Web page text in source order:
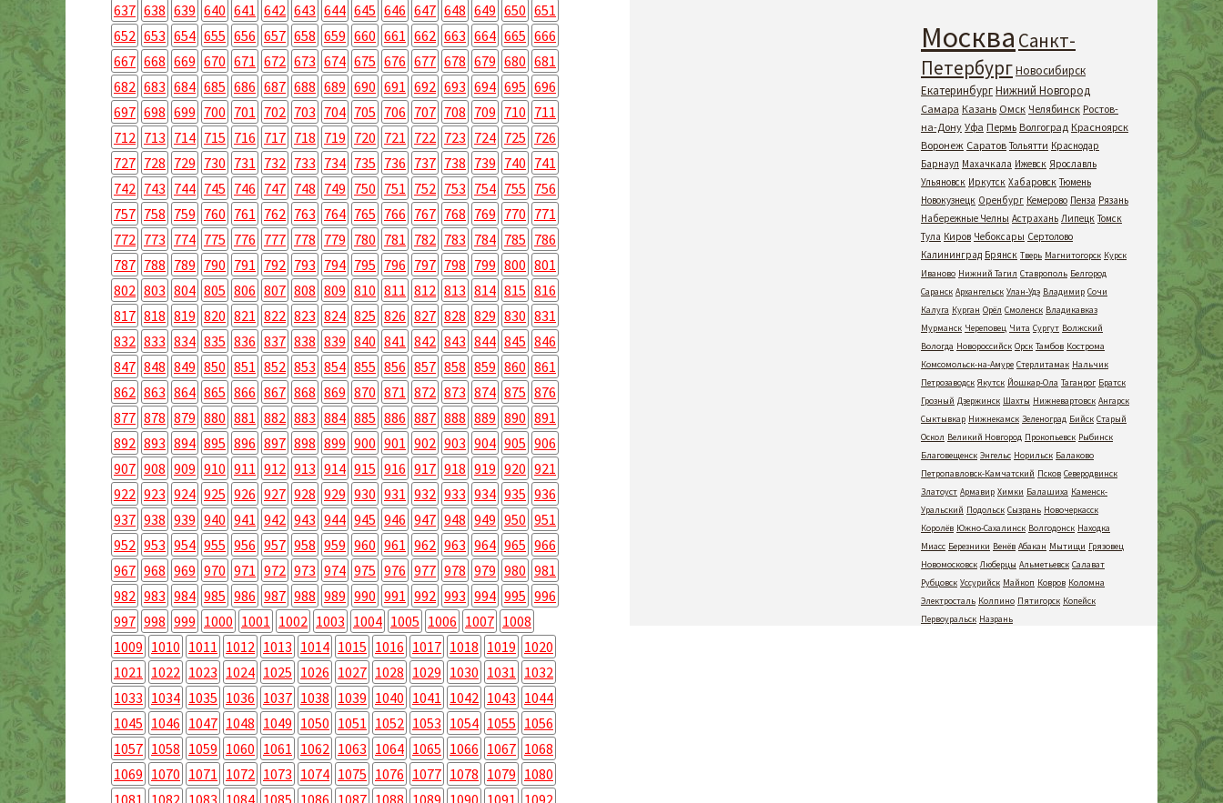
637 638 639 640 641 642 643 644 645 646 647 648 649 650 651
652 653 654 655 656 657 658 659 660 661 662 663 664 665 666
667 668 669 670 671 672 673 674 675 676 677 678 679 680 681
682 683 684 685 686 687 688 689 690 691 692 693 694 695 696
697 698 699 700 701 702 703 704 705 706 707 708 709 710 711
712 713 714 715 716 717 718 719 720 721 722 723 724 725 726
727 728 729 730 731 732 733 734 735 736 737 738 739 740 741
742 743 744 745 746 747 748 749 750 751 752 753 754 755 756
757 758 759 760 761 762 763 764 765 766 767 768 769 770 771
772 773 774 775 776 777 778 779 780 781 782 783 784 785 786
787 788 789 790 791 792 793 794 795 796 797 798 799 800 801
802 803 804 805 806 807 808 809 810 811 812 813 814 815 816
817 818 819 820 821 822 823 824 825 826 827 828 829 830 831
832 833 834 835 836 837 838 839 840 841 842 843 844 845 846
847 848 849 850 851 852 853 854 855 856 857 858 859 860 861
862 863 864 865 866 867 868 869 870 871 872 873 874 875 876
877 878 879 880 881 882 883 884 885 886 887 888 889 890 891
892 893 894 895 896 897 898 899 900 901 902 903 904 905 906
907 908 909 910 911 912 913 914 915 916 917 918 919 920 921
922 923 924 925 926 927 928 929 930 931 932 933 934 935 936
937 938 939 940 941 942 943 944 945 946 947 948 949 950 951
952 953 954 955 956 957 958 959 960 961 962 963 964 965 966
967 968 969 970 971 972 973 974 975 976 977 978 979 980 981
982 983 984 985 986 987 988 989 990 991 992 993 994 995 996
997 998 999 1000 1001 1002 1003 1004 1005 1006 1007 1008
1009 1010 1011 1012 1013 1014 1015 1016 1017 1018 1019 1020
1021 1022 1023 1024 1025 1026 1027 1028 1029 1030 1031 1032
1033 1034 1035 1036 1037 1038 1039 1040 1041 1042 1043 1044
1045 1046 1047 1048 1049 1050 1051 1052 1053 1054 1055 1056
1057 1058 1059 1060 1061 1062 1063 1064 1065 1066 1067 1068
1069 1070 1071 1072 1073 1074 1075 1076 1077 1078 1079 1080
1081 1082 1083 1084 1085 1086 1087 1088 1089 1090 1091 1092
Москва Санкт-
ПетербургНовосибирск
ЕкатеринбургНижний Новгород
Самара Казань Омск Челябинск Ростов-
на-Дону Уфа Пермь Волгоград Красноярск
Воронеж Саратов Тольятти Краснодар
Барнаул Махачкала Ижевск Ярославль
Ульяновск Иркутск Хабаровск Тюмень
Новокузнецк Оренбург Кемерово Пенза Рязань
Набережные Челны Астрахань Липецк Томск
Тула Киров Чебоксары Сертолово
Калининград Брянск Тверь Магнитогорск Курск
Иваново Нижний Тагил Ставрополь Белгород
Саранск Архангельск Улан-Удэ Владимир Сочи
Калуга Курган Орёл Смоленск Владикавказ
Мурманск Череповец Чита Сургут Волжский
Вологда Новороссийск Орск Тамбов Кострома
Комсомольск-на-Амуре Стерлитамак Нальчик
Петрозаводск Якутск Йошкар-Ола Таганрог Братск
Грозный Дзержинск Шахты Нижневартовск Ангарск
Сыктывкар Нижнекамск Зеленоград Бийск Старый
Оскол Великий Новгород Прокопьевск Рыбинск
Благовещенск Энгельс Норильск Балаково
Петропавловск-Камчатский Псков Северодвинск
Златоуст Армавир Химки Балашиха Каменск-
Уральский Подольск Сызрань Новочеркасск
Королёв Южно-Сахалинск Волгодонск Находка
Миасс Березники Венёв Абакан Мытищи Грязовец
Новомосковск Люберцы Альметьевск Салават
Рубцовск Уссурийск Майкоп Ковров Коломна
Электросталь Колпино Пятигорск Копейск
Первоуральск Назрань